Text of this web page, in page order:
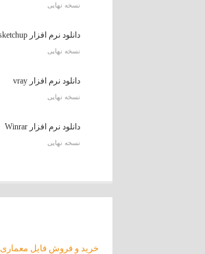
نسخه نهایی
دانلود نرم افزار sketchup
نسخه نهایی
دانلود نرم افزار vray
نسخه نهایی
دانلود نرم افزار Winrar
نسخه نهایی
خرید و فروش فایل معماری